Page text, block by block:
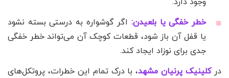
خطر خفگی یا بلعیدن: اگر گوشواره به درستی بسته نشود
یا قفل آن باز شود، قطعات کوچک آن می‌تواند خطر خفگی
جدی برای نوزاد ایجاد کند.
درکلینیک پرنیان مشهد، با درک تمام این خطرات، پروتکل‌های